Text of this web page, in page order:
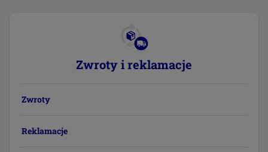
Zwroty i reklamacje
Zwroty
Reklamacje